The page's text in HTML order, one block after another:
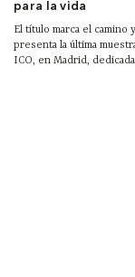
para la vida
El título marca el camino
presenta la última
ICO, en Madrid, dedicada